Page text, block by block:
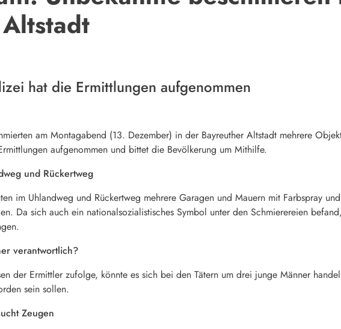
hat die Ermittlungen aufgenommen
am Montagabend (13. Dezember) in der Bayreuther Altstadt mehrere
aufgenommen und bittet die Bevölkerung um Mithilfe.
und Rückertweg
im Uhlandweg und Rückertweg mehrere Garagen und Mauern mit Farbspray
Da sich auch ein nationalsozialistisches Symbol unter den Schmierereien
verantwortlich?
der Ermittler zufolge, könnte es sich bei den Tätern um drei junge Männer
sein sollen.
Zeugen